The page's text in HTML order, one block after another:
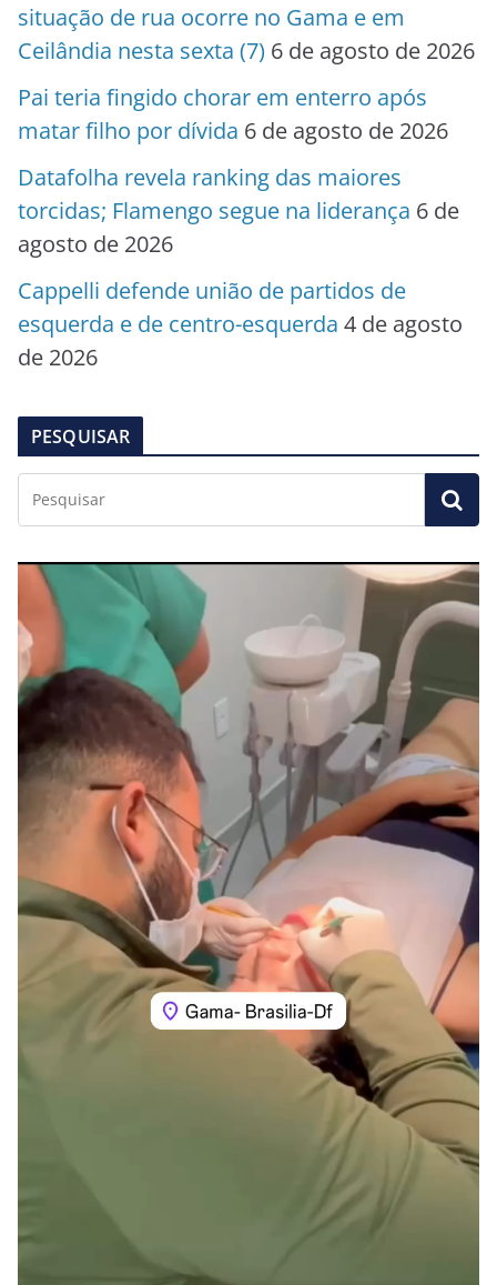
situação de rua ocorre no Gama e em
Ceilândia nesta sexta (7) 6 de agosto de 2026
Pai teria fingido chorar em enterro após
matar filho por dívida 6 de agosto de 2026
Datafolha revela ranking das maiores
torcidas; Flamengo segue na liderança 6 de
agosto de 2026
Cappelli defende união de partidos de
esquerda e de centro-esquerda 4 de agosto
de 2026
PESQUISAR